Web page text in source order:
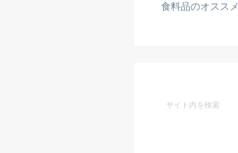
食料品のオススメ